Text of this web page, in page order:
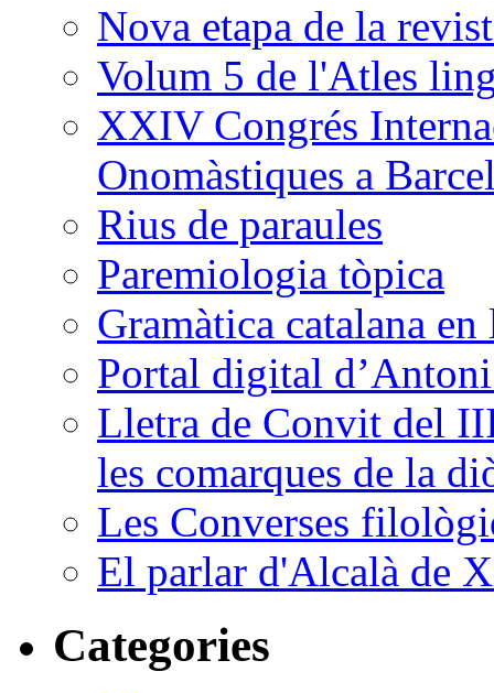
Nova etapa de la
Volum 5 de l'Atles
XXIV Congrés
Onomàstiques a
Rius de paraules
Paremiologia tòpica
Gramàtica catalana
Portal digital
Lletra de Convit del
les comarques de la
Les Converses
El parlar d'Alcalà de
Categories